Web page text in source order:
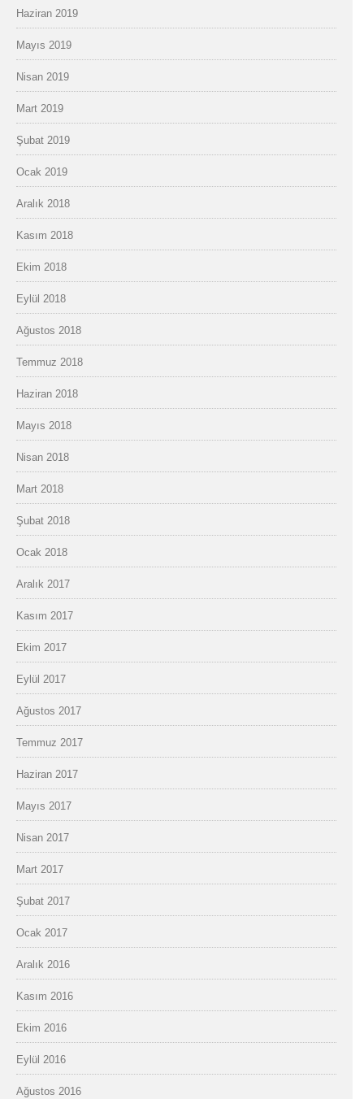
Haziran 2019
Mayıs 2019
Nisan 2019
Mart 2019
Şubat 2019
Ocak 2019
Aralık 2018
Kasım 2018
Ekim 2018
Eylül 2018
Ağustos 2018
Temmuz 2018
Haziran 2018
Mayıs 2018
Nisan 2018
Mart 2018
Şubat 2018
Ocak 2018
Aralık 2017
Kasım 2017
Ekim 2017
Eylül 2017
Ağustos 2017
Temmuz 2017
Haziran 2017
Mayıs 2017
Nisan 2017
Mart 2017
Şubat 2017
Ocak 2017
Aralık 2016
Kasım 2016
Ekim 2016
Eylül 2016
Ağustos 2016